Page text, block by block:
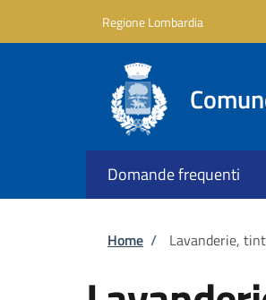
Regione Lombardia
Domande frequenti
Briciole
Home / Lavanderie,